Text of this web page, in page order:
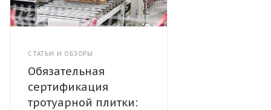
СТАТЬИ И ОБЗОРЫ
Обязательная
сертификация
тротуарной плитки: